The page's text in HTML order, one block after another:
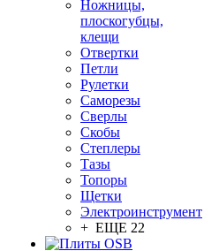
Ножницы,
плоскогубцы,
клещи
Отвертки
Петли
Рулетки
Саморезы
Сверлы
Скобы
Степлеры
Тазы
Топоры
Щетки
Электроинструмент
+ ЕЩЕ 22